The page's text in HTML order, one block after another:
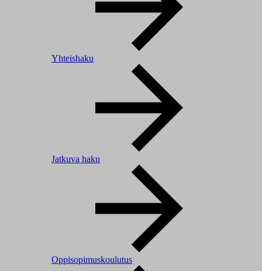
Yhteishaku
Jatkuva haku
Oppisopimuskoulutus